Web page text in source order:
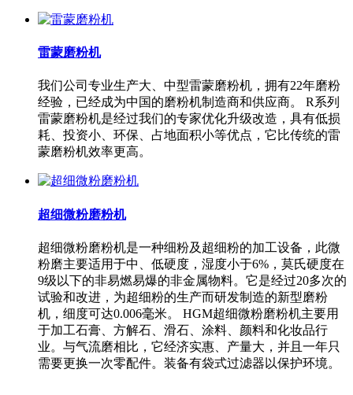
雷蒙磨粉机
我们公司专业生产大、中型雷蒙磨粉机，拥有22年磨粉
经验，已经成为中国的磨粉机制造商和供应商。 R系列
雷蒙磨粉机是经过我们的专家优化升级改造，具有低损
耗、投资小、环保、占地面积小等优点，它比传统的雷
蒙磨粉机效率更高。
超细微粉磨粉机
超细微粉磨粉机是一种细粉及超细粉的加工设备，此微
粉磨主要适用于中、低硬度，湿度小于6%，莫氏硬度在
9级以下的非易燃易爆的非金属物料。它是经过20多次的
试验和改进，为超细粉的生产而研发制造的新型磨粉
机，细度可达0.006毫米。 HGM超细微粉磨粉机主要用
于加工石膏、方解石、滑石、涂料、颜料和化妆品行
业。与气流磨相比，它经济实惠、产量大，并且一年只
需要更换一次零配件。装备有袋式过滤器以保护环境。